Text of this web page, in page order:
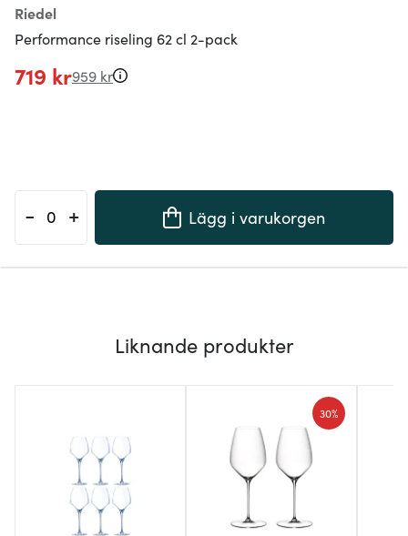
Riedel
Performance riseling 62 cl 2-pack
719 kr959 kr
- + Lägg i varukorgen
Liknande produkter
30%